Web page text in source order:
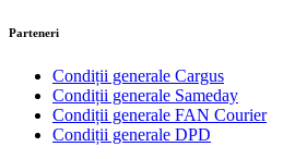
Parteneri
Condiții generale Cargus
Condiții generale Sameday
Condiții generale FAN Courier
Condiții generale DPD